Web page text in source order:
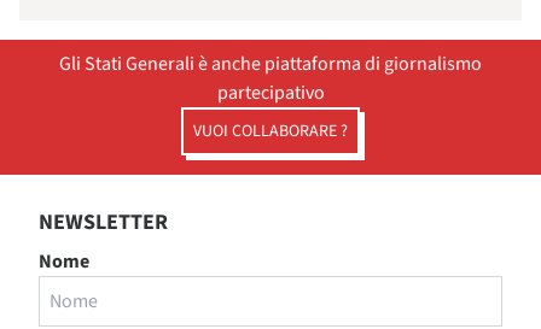
Gli Stati Generali è anche piattaforma di giornalismo
partecipativo
VUOI COLLABORARE ?
NEWSLETTER
Nome